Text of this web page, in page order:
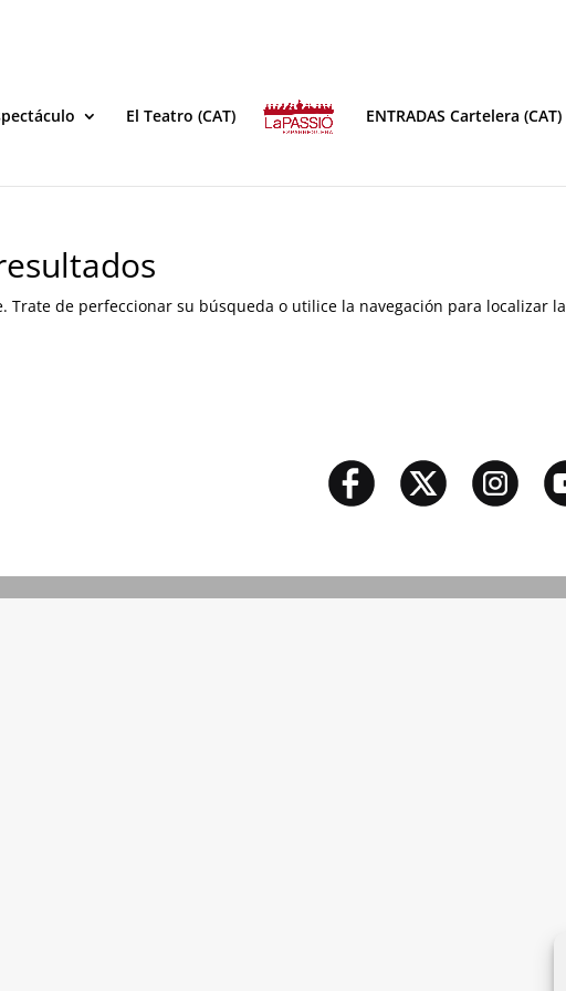
El Teatro (CAT) ENTRADAS Cartelera (CAT)
Trate de perfeccionar su búsqueda o utilice la navegación para localizar la